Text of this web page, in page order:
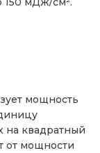
мощность
на квадратный
от мощности